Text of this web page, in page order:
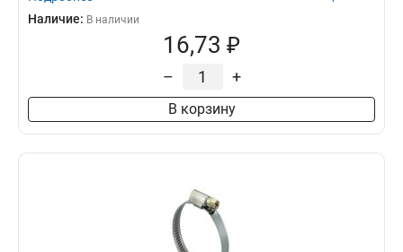
Наличие: В наличии
16,73 ₽
– +
В корзину